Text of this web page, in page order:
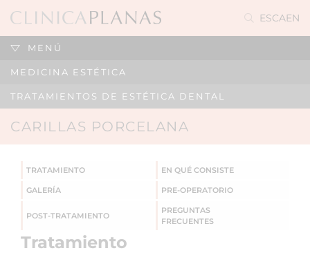
ESCAEN
MENÚ
MEDICINA ESTÉTICA
TRATAMIENTOS DE ESTÉTICA DENTAL
CARILLAS PORCELANA
TRATAMIENTO EN QUÉ CONSISTE
GALERÍA PRE-OPERATORIO
POST-TRATAMIENTO
PREGUNTAS
FRECUENTES
Tratamiento